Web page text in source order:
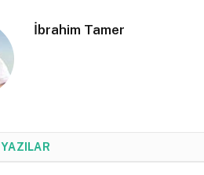
İbrahim Tamer
YAZILAR